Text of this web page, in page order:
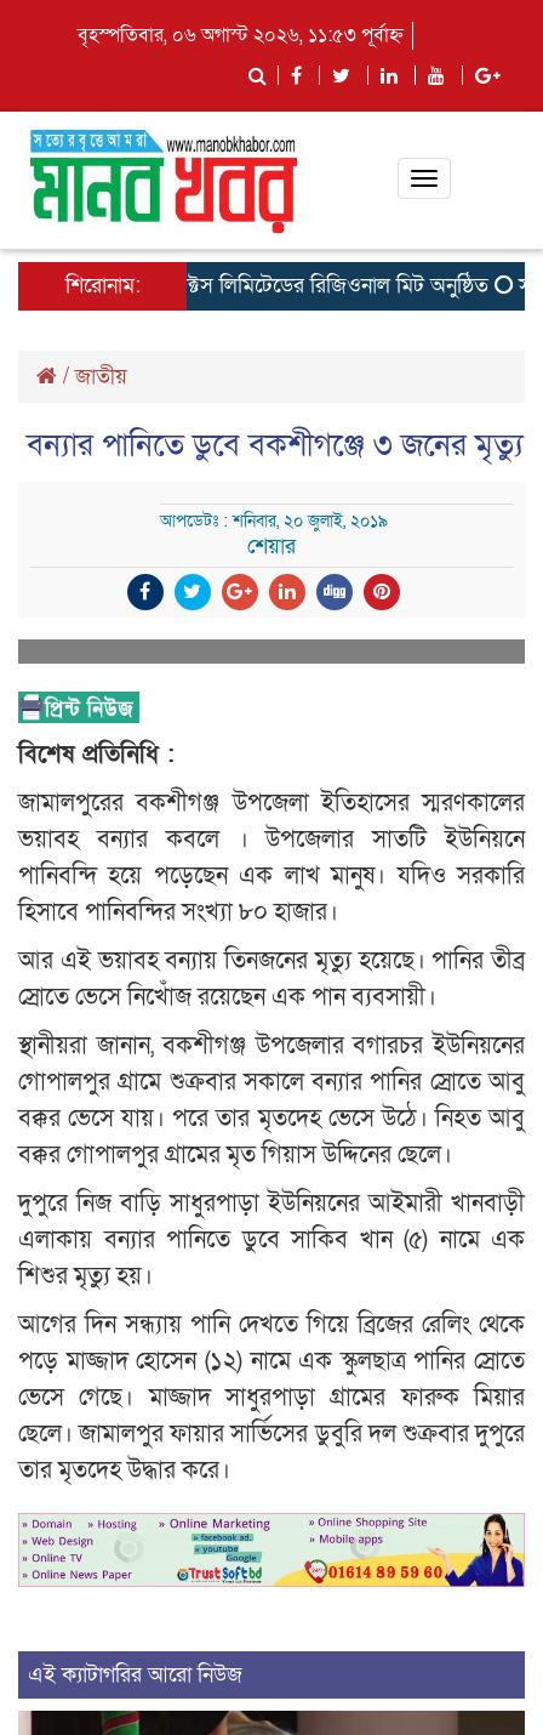
বৃহস্পতিবার, ০৬ অগাস্ট ২০২৬, ১১:৫৩ পূর্বাহ্ন
Toggle
শিরোনাম:
ফিড প্রোডাক্টস লিমিটেডের রিজিওনাল মিট অনুষ্ঠিত
/জাতীয়
বন্যার পানিতে ডুবে বকশীগঞ্জে ৩ জনের মৃত্যু
আপডেটঃ : শনিবার, ২০ জুলাই, ২০১৯
শেয়ার
বিশেষ প্রতিনিধি :
জামালপুরের বকশীগঞ্জ উপজেলা ইতিহাসের স্মরণকালের
ভয়াবহ বন্যার কবলে । উপজেলার সাতটি ইউনিয়নে
পানিবন্দি হয়ে পড়েছেন এক লাখ মানুষ। যদিও সরকারি
হিসাবে পানিবন্দির সংখ্যা ৮০ হাজার।
আর এই ভয়াবহ বন্যায় তিনজনের মৃত্যু হয়েছে। পানির তীব্র
স্রোতে ভেসে নিখোঁজ রয়েছেন এক পান ব্যবসায়ী।
স্থানীয়রা জানান, বকশীগঞ্জ উপজেলার বগারচর ইউনিয়নের
গোপালপুর গ্রামে শুক্রবার সকালে বন্যার পানির স্রোতে আবু
বক্কর ভেসে যায়। পরে তার মৃতদেহ ভেসে উঠে। নিহত আবু
বক্কর গোপালপুর গ্রামের মৃত গিয়াস উদ্দিনের ছেলে।
দুপুরে নিজ বাড়ি সাধুরপাড়া ইউনিয়নের আইমারী খানবাড়ী
এলাকায় বন্যার পানিতে ডুবে সাকিব খান (৫) নামে এক
শিশুর মৃত্যু হয়।
আগের দিন সন্ধ্যায় পানি দেখতে গিয়ে ব্রিজের রেলিং থেকে
পড়ে মাজ্জাদ হোসেন (১২) নামে এক স্কুলছাত্র পানির স্রোতে
ভেসে গেছে। মাজ্জাদ সাধুরপাড়া গ্রামের ফারুক মিয়ার
ছেলে। জামালপুর ফায়ার সার্ভিসের ডুবুরি দল শুক্রবার দুপুরে
তার মৃতদেহ উদ্ধার করে।
এই ক্যাটাগরির আরো নিউজ